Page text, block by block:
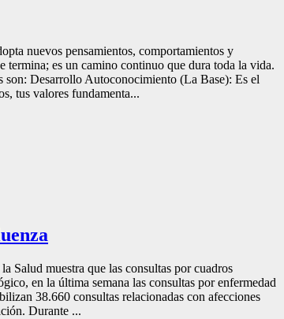
nuevos pensamientos, comportamientos y
termina; es un camino continuo que dura toda la vida.
son: Desarrollo Autoconocimiento (La Base): Es el
tus valores fundamenta...
Salud muestra que las consultas por cuadros
en la última semana las consultas por enfermedad
38.660 consultas relacionadas con afecciones
Durante ...